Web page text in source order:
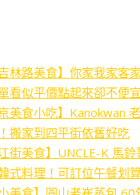
吉林路美食】你家我家客
看似平價點起來卻不便宜
京美食小吃】Kanokwan
搬家到四平街依舊好吃
街美食】UNCLE-K 馬鈴
式料理！可訂位午餐划